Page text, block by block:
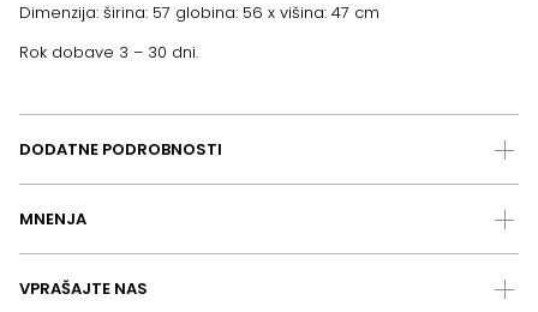
Dimenzija: širina: 57 globina: 56 x višina: 47 cm
Rok dobave 3 – 30 dni.
DODATNE PODROBNOSTI
MNENJA
VPRAŠAJTE NAS